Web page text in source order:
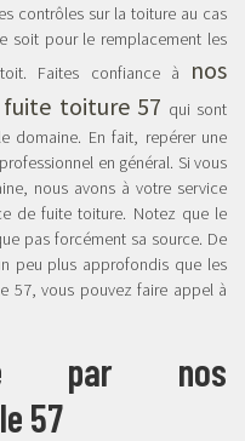
contrôles sur la toiture au cas
soit pour le remplacement les
Faites confiance à
nos
fuite toiture 57 qui sont
domaine. En fait, repérer une
en général. Si vous
nous avons à votre service
de fuite toiture. Notez que le
pas forcément sa source. De
peu plus approfondis que les
57, vous pouvez faire appel à
par nos
57